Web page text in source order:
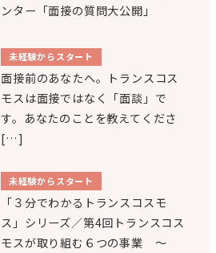
ンター「面接の質問大公開」
未経験からスタート
面接前のあなたへ。トランスコス
モスは面接ではなく「面談」で
す。あなたのことを教えてくださ
[…]
未経験からスタート
「３分でわかるトランスコスモ
ス」シリーズ／第4回トランスコス
モスが取り組む６つの事業 ～